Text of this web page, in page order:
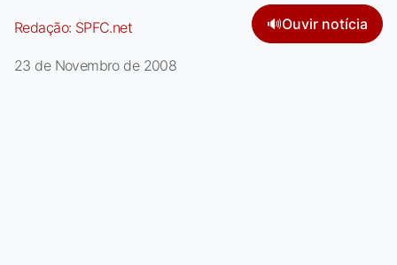
Redação: SPFC.net 🔊Ouvir notícia
23 de Novembro de 2008